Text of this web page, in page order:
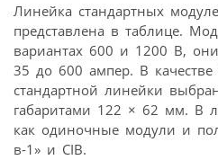
Линейка стандартных
представлена в таблице.
вариантах 600 и 1200 В,
35 до 600 ампер. В качестве
стандартной линейки
габаритами 122 × 62 мм. В
как одиночные модули и
в-1» и СIB.